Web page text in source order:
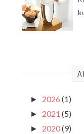
► 2026 (1)
► 2021 (5)
► 2020(9)